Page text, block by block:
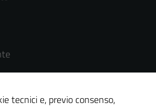
tecnici e, previo consenso,
Questi cookie
informazioni